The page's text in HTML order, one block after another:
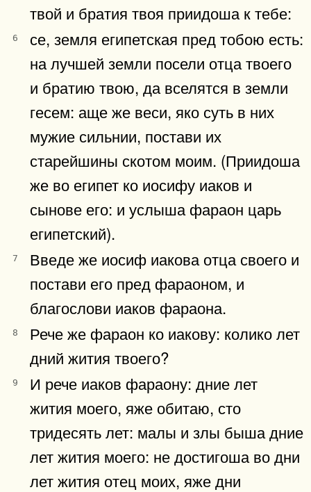
твой и братия твоя приидоша к тебе:
6
се, земля египетская пред тобою есть:
на лучшей земли посели отца твоего
и братию твою, да вселятся в земли
гесем: аще же веси, яко суть в них
мужие сильнии, постави их
старейшины скотом моим. (Приидоша
же во египет ко иосифу иаков и
сынове его: и услыша фараон царь
египетский).
7
Введе же иосиф иакова отца своего и
постави его пред фараоном, и
благослови иаков фараона.
8
Рече же фараон ко иакову: колико лет
дний жития твоего?
9
И рече иаков фараону: дние лет
жития моего, яже обитаю, сто
тридесять лет: малы и злы быша дние
лет жития моего: не достигоша во дни
лет жития отец моих, яже дни